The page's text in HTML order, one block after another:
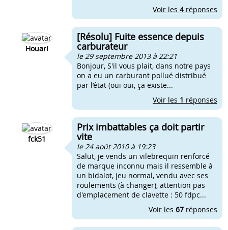
Voir les 4réponses
Houari
[Résolu] Fuite essence depuis
carburateur
le 29 septembre 2013 à 22:21
Bonjour, S'il vous plait, dans notre pays
on a eu un carburant pollué distribué
par l’état (oui oui, ça existe...
Voir les 1 réponses
fck51
Prix imbattables ça doit partir
vite
le 24 août 2010 à 19:23
Salut, je vends un vilebrequin renforcé
de marque inconnu mais il ressemble à
un bidalot, jeu normal, vendu avec ses
roulements (à changer), attention pas
d'emplacement de clavette : 50 fdpc...
Voir les 67 réponses